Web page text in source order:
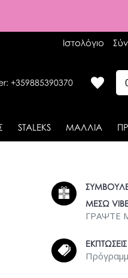
Ιστολόγιο
+359885390370
STALEKS ΜΑΛΛΙΑ
ΜΕΣΩ
ΓΡΑΨΤΕ